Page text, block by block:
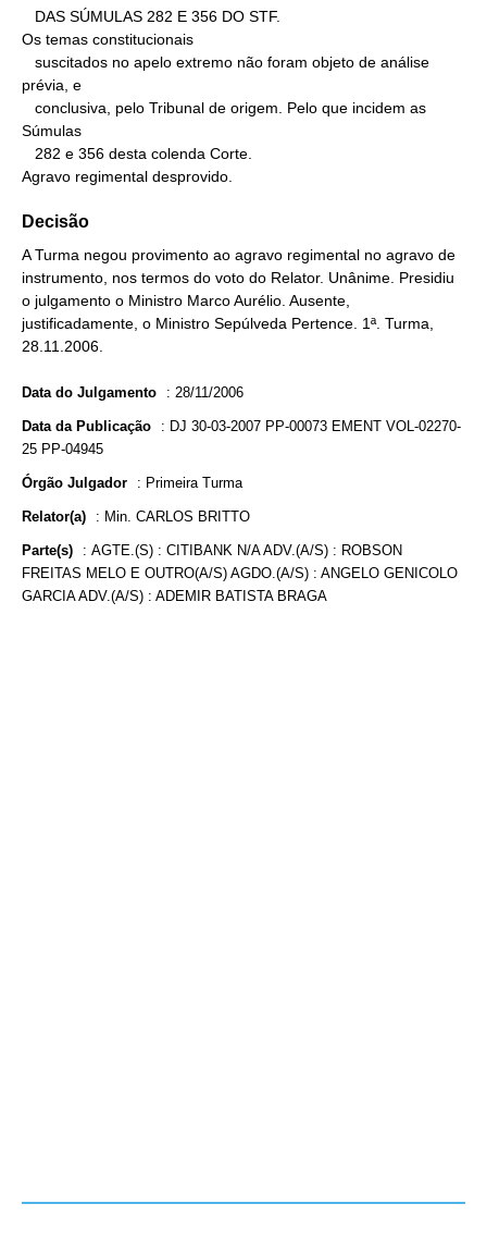
Os temas constitucionais
prévia, e
Súmulas
Agravo regimental desprovido.
Decisão
A Turma negou provimento ao agravo regimental no agravo de
instrumento, nos termos do voto do Relator. Unânime. Presidiu
o julgamento o Ministro Marco Aurélio. Ausente,
justificadamente, o Ministro Sepúlveda Pertence. 1ª. Turma,
28.11.2006.
Data do Julgamento : 28/11/2006
Data da Publicação : DJ 30-03-2007 PP-00073 EMENT VOL-02270-
25 PP-04945
Órgão Julgador : Primeira Turma
Relator(a) : Min. CARLOS BRITTO
Parte(s) : AGTE.(S) : CITIBANK N/A ADV.(A/S) : ROBSON
FREITAS MELO E OUTRO(A/S) AGDO.(A/S) : ANGELO GENICOLO
GARCIA ADV.(A/S) : ADEMIR BATISTA BRAGA